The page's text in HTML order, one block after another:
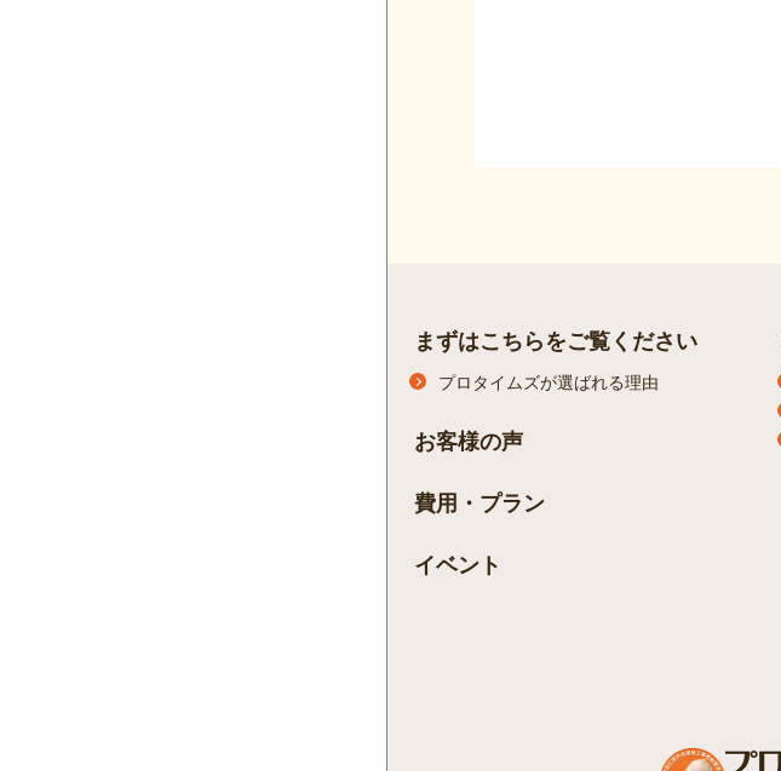
まずはこちらをご覧ください
プロタイムズが選ばれる理由
お客様の声
費用・プラン
イベント